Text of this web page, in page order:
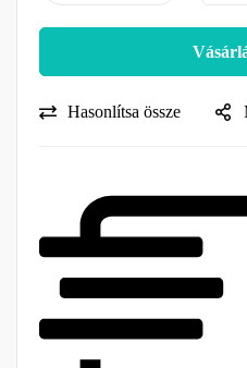
Hasonlítsa össze